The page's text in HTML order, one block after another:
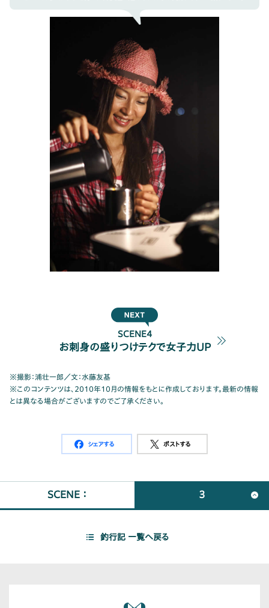
SCENE4
お刺身の盛りつけテクで女子力UP
※撮影：浦壮一郎／文：水藤友基
※このコンテンツは、2010年10月の情報をもとに作成しております。最新の情報
とは異なる場合がございますのでご了承ください。
シェアする ポストする
SCENE ： 3
釣行記 一覧へ戻る